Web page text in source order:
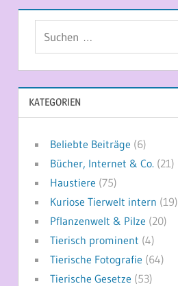
KATEGORIEN
Beliebte Beiträge (6)
Bücher, Internet & Co. (21)
Haustiere (75)
Kuriose Tierwelt intern (19)
Pflanzenwelt & Pilze (20)
Tierisch prominent (4)
Tierische Fotografie (64)
Tierische Gesetze (53)